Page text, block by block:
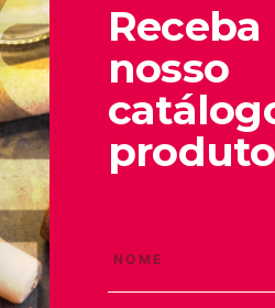
Receba
nosso